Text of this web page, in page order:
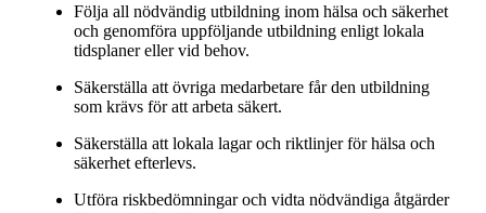
Följa all nödvändig utbildning inom hälsa och säkerhet
och genomföra uppföljande utbildning enligt lokala
tidsplaner eller vid behov.
Säkerställa att övriga medarbetare får den utbildning
som krävs för att arbeta säkert.
Säkerställa att lokala lagar och riktlinjer för hälsa och
säkerhet efterlevs.
Utföra riskbedömningar och vidta nödvändiga åtgärder